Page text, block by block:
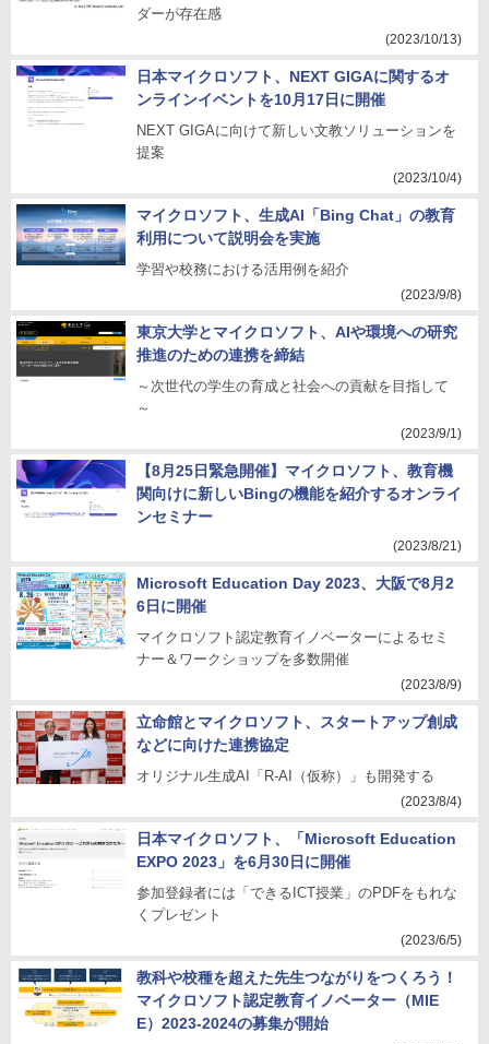
ダーが存在感
(2023/10/13)
日本マイクロソフト、NEXT GIGAに関するオ
ンラインイベントを10月17日に開催
NEXT GIGAに向けて新しい文教ソリューションを
提案
(2023/10/4)
マイクロソフト、生成AI「Bing Chat」の教育
利用について説明会を実施
学習や校務における活用例を紹介
(2023/9/8)
東京大学とマイクロソフト、AIや環境への研究
推進のための連携を締結
～次世代の学生の育成と社会への貢献を目指して
～
(2023/9/1)
【8月25日緊急開催】マイクロソフト、教育機
関向けに新しいBingの機能を紹介するオンライ
ンセミナー
(2023/8/21)
Microsoft Education Day 2023、大阪で8月2
6日に開催
マイクロソフト認定教育イノベーターによるセミ
ナー＆ワークショップを多数開催
(2023/8/9)
立命館とマイクロソフト、スタートアップ創成
などに向けた連携協定
オリジナル生成AI「R-AI（仮称）」も開発する
(2023/8/4)
日本マイクロソフト、「Microsoft Education
EXPO 2023」を6月30日に開催
参加登録者には「できるICT授業」のPDFをもれな
くプレゼント
(2023/6/5)
教科や校種を超えた先生つながりをつくろう！
マイクロソフト認定教育イノベーター（MIE
E）2023-2024の募集が開始